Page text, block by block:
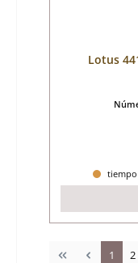
Lotus
tiempo
Página
1 2